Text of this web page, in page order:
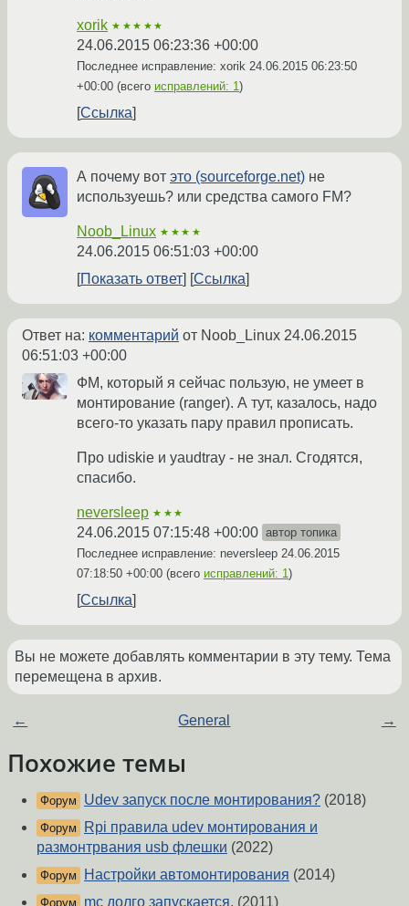
xorik ★★★★★
24.06.2015 06:23:36 +00:00
Последнее исправление: xorik 24.06.2015 06:23:50
+00:00 (всего исправлений: 1)
Ссылка
А почему вот это (sourceforge.net) не
используешь? или средства самого FM?
Noob_Linux ★★★★
24.06.2015 06:51:03 +00:00
Показать ответ
Ссылка
Ответ на: комментарий от Noob_Linux 24.06.2015
06:51:03 +00:00
ФМ, который я сейчас пользую, не умеет в
монтирование (ranger). А тут, казалось, надо
всего-то указать пару правил прописать.
Про udiskie и yaudtray - не знал. Сгодятся,
спасибо.
neversleep ★★★
24.06.2015 07:15:48 +00:00 автор топика
Последнее исправление: neversleep 24.06.2015
07:18:50 +00:00 (всего исправлений: 1)
Ссылка
Вы не можете добавлять комментарии в эту тему. Тема
перемещена в архив.
← General →
Похожие темы
Форум Udev запуск после монтирования? (2018)
Форум
Rpi правила udev монтирования и
размонтрвания usb флешки (2022)
Форум Настройки автомонтирования (2014)
Форум mc долго запускается. (2011)